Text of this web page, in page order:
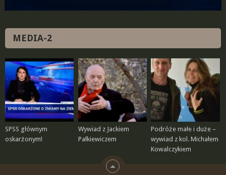
MEDIA-2
SPSS głównym
oskarżonym!
Wywiad z Jackiem
Pałkiewiczem
Podróże małe i duże –
wywiad z kol. Michałem
Kowalczykiem